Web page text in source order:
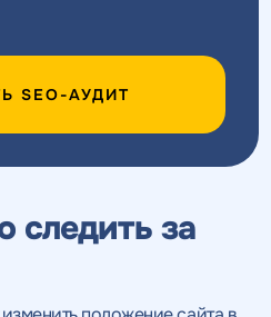
SEO-АУДИТ
следить за